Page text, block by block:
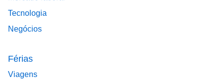
Tecnologia
Negócios
Férias
Viagens